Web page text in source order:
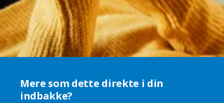
Mere som dette direkte i din
indbakke?